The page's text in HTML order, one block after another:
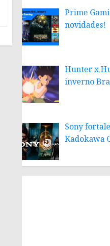
Prime
novidades!
Hunter x
inverno
Sony
Kadokawa